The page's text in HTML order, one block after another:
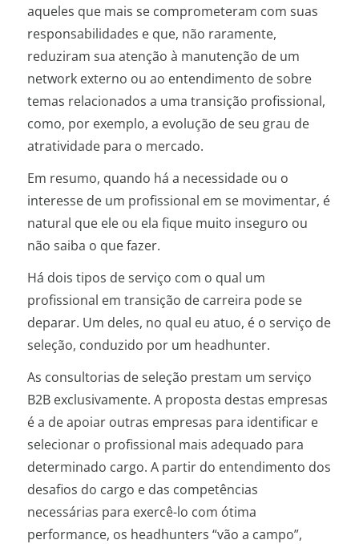
aqueles que mais se comprometeram com suas
responsabilidades e que, não raramente,
reduziram sua atenção à manutenção de um
network externo ou ao entendimento de sobre
temas relacionados a uma transição profissional,
como, por exemplo, a evolução de seu grau de
atratividade para o mercado.
Em resumo, quando há a necessidade ou o
interesse de um profissional em se movimentar, é
natural que ele ou ela fique muito inseguro ou
não saiba o que fazer.
Há dois tipos de serviço com o qual um
profissional em transição de carreira pode se
deparar. Um deles, no qual eu atuo, é o serviço de
seleção, conduzido por um headhunter.
As consultorias de seleção prestam um serviço
B2B exclusivamente. A proposta destas empresas
é a de apoiar outras empresas para identificar e
selecionar o profissional mais adequado para
determinado cargo. A partir do entendimento dos
desafios do cargo e das competências
necessárias para exercê-lo com ótima
performance, os headhunters “vão a campo”,